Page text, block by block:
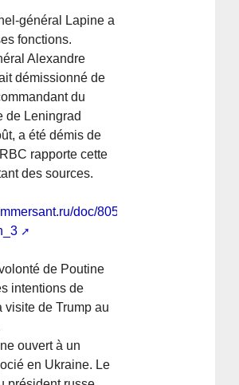
général Lapine a
fonctions.
Alexandre
démissionné de
du
de Leningrad
a été démis de
rapporte cette
des sources.
doc/8058077?
de Poutine
intentions de
visite de Trump au
ouvert à un
en Ukraine. Le